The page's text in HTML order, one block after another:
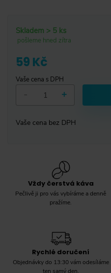
Skladem > 5 ks
pošleme hned zítra
59 Kč
Vaše cena s DPH
+
Vaše cena bez DPH
Vždy čerstvá káva
Pečlivě ji pro vás vybíráme a denně
pražíme.
Rychlé doručení
Objednávky do 13:30 vám odesíláme
ten samý den.